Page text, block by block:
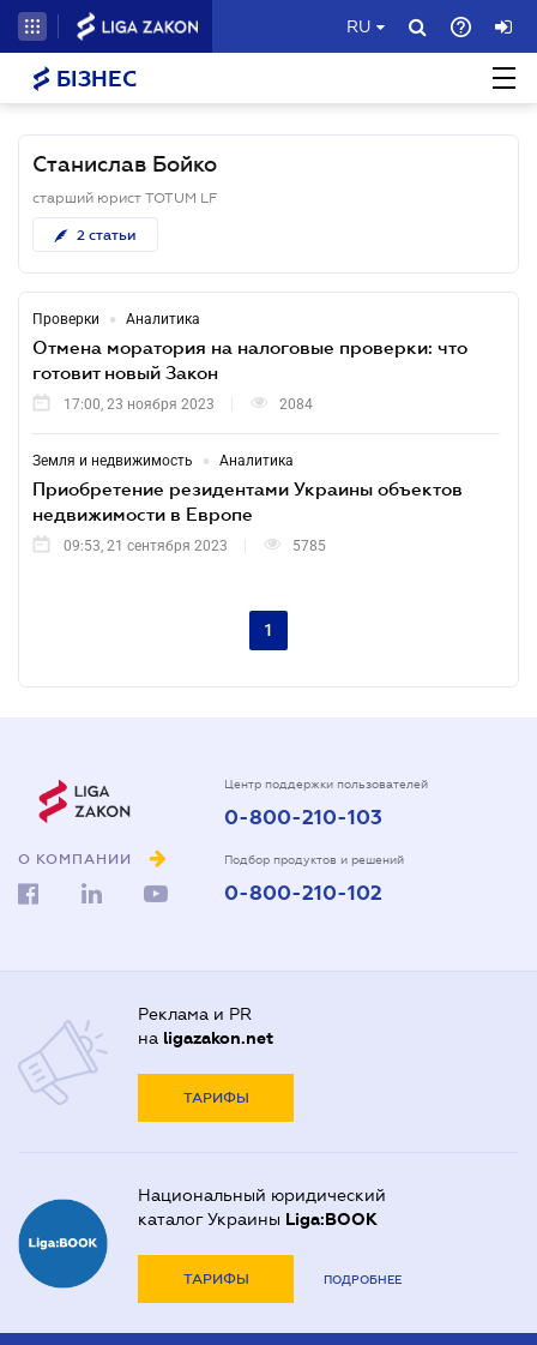
RU
БІЗНЕС
Станислав Бойко
старший юрист TOTUM LF
2 статьи
Проверки • Аналитика
Отмена моратория на налоговые проверки: что
готовит новый Закон
17:00, 23 ноября 2023 2084
Земля и недвижимость • Аналитика
Приобретение резидентами Украины объектов
недвижимости в Европе
09:53, 21 сентября 2023 5785
1
О КОМПАНИИ
Центр поддержки пользователей
0-800-210-103
Подбор продуктов и решений
0-800-210-102
Реклама и PR
на ligazakon.net
ТАРИФЫ
Национальный юридический
каталог Украины Liga:BOOK
ТАРИФЫ ПОДРОБНЕЕ